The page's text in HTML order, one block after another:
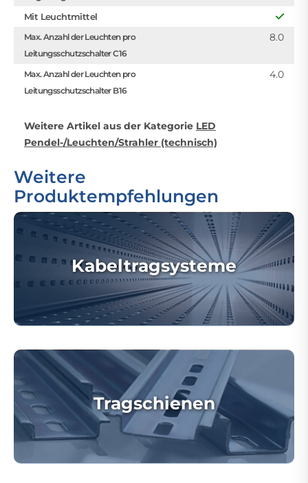
Mit Leuchtmittel
Max. Anzahl der Leuchten pro
Leitungsschutzschalter C16
8.0
Max. Anzahl der Leuchten pro
Leitungsschutzschalter B16
4.0
Weitere Artikel aus der Kategorie LED
Pendel-/Leuchten/Strahler (technisch)
Weitere
Produktempfehlungen
Kabeltragsysteme
Tragschienen